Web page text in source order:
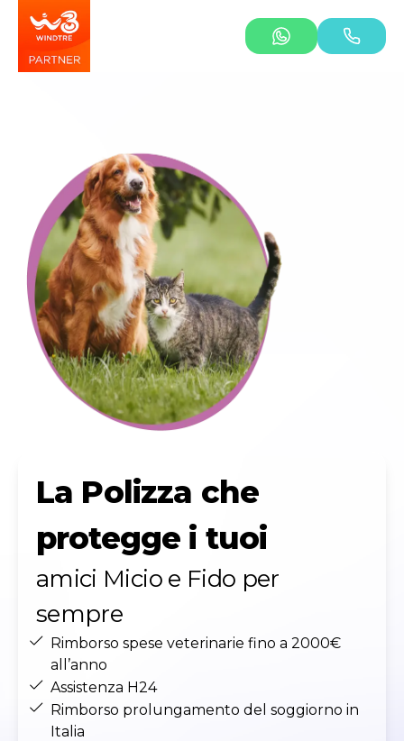
La Polizza che
protegge i tuoi
amici Micio e Fido per
sempre
Rimborso spese veterinarie fino a 2000€
all’anno
Assistenza H24
Rimborso prolungamento del soggiorno in
Italia